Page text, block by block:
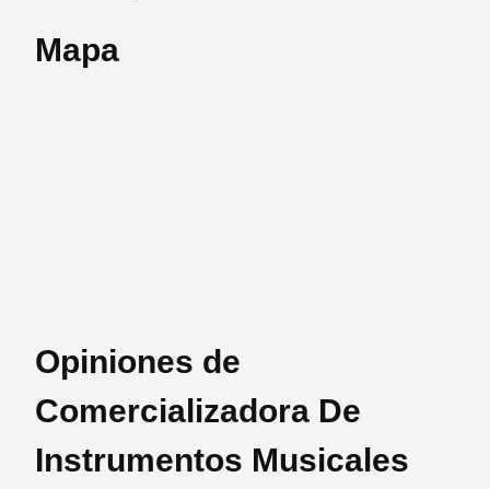
Mapa
Opiniones de
Comercializadora De
Instrumentos Musicales